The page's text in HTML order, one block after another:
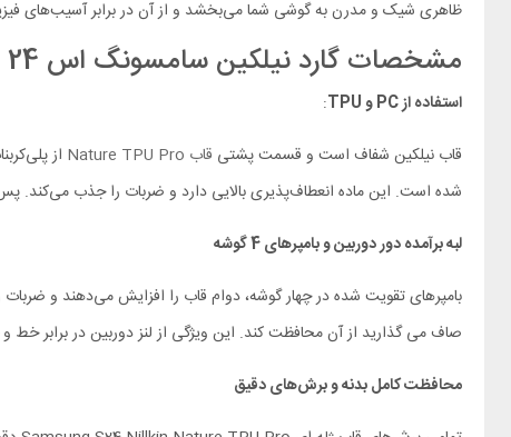
ظاهری شیک و مدرن به گوشی شما می‌بخشد و از آن در برابر آسیب‌های
مشخصات گارد نیلکین سامسونگ اس 24 Nature TPU Pro
استفاده از PC و TPU
:
قاب نیلکین شفاف است و قسمت پشتی قاب Nature TPU Pro
شده است. این ماده انعطاف‌پذیری بالایی دارد و ضربات را جذب می‌کند.
لبه برآمده دور دوربین و بامپرهای 4 گوشه
بامپرهای تقویت شده در چهار گوشه، دوام قاب را افزایش می‌دهند و
صاف می گذارید از آن محافظت کند. این ویژگی از لنز دوربین در برابر
محافظت کامل بدنه و برش‌های دقیق